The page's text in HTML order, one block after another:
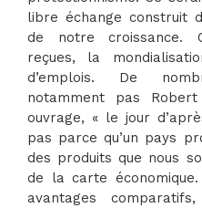
libre échange construit
de notre croissance.
reçues, la
d’emplois. De
notamment pas
ouvrage, « le jour
pas parce qu’un pays
des produits que nous
de la carte
avantages